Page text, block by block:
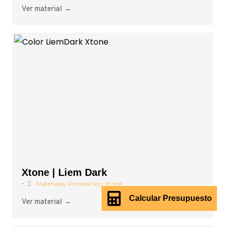
Calcular Presupuesto
Ver material →
Xtone | Liem Dark
• Materiales, Porcelánico, Xtone
Ver material →